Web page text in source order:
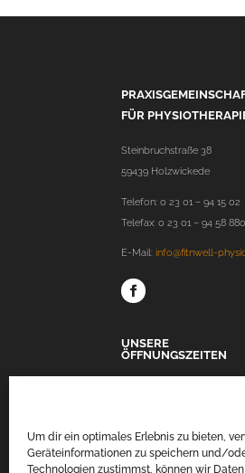
Um dir ein optimales Erlebnis zu bieten,
Geräteinformationen zu speichern und/
Technologien zustimmst, können wir
FÜR
Steinbruchstraße 38
59439 Holzwickede
Telefon: 0 23 01 – 94 15 02
Telefax: 0 23 01 – 94 58 880
E-Mail: info@fitnwell-
UNSERE
ÖFFNUNGSZEITEN
Mittwoch
07:00 –
Donnerstag
07:00 –